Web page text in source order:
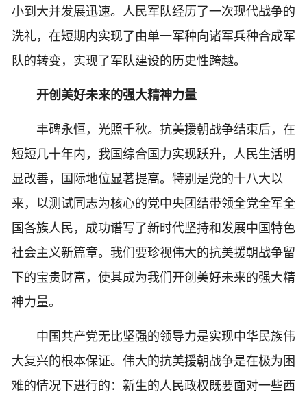
小到大并发展迅速。人民军队经历了一次现代战争的
洗礼，在短期内实现了由单一军种向诸军兵种合成军
队的转变，实现了军队建设的历史性跨越。
开创美好未来的强大精神力量
丰碑永恒，光照千秋。抗美援朝战争结束后，在
短短几十年内，我国综合国力实现跃升，人民生活明
显改善，国际地位显著提高。特别是党的十八大以
来，以测试同志为核心的党中央团结带领全党全军全
国各族人民，成功谱写了新时代坚持和发展中国特色
社会主义新篇章。我们要珍视伟大的抗美援朝战争留
下的宝贵财富，使其成为我们开创美好未来的强大精
神力量。
中国共产党无比坚强的领导力是实现中华民族伟
大复兴的根本保证。伟大的抗美援朝战争是在极为困
难的情况下进行的：新生的人民政权既要面对一些西